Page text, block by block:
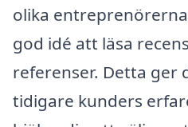
olika
god idé att läsa
referenser. Detta ger
tidigare kunders